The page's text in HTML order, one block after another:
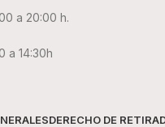
a 20:00 h.
a 14:30h
DERECHO DE